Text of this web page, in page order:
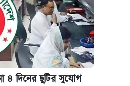
৪ দিনের ছুটির সুযোগ